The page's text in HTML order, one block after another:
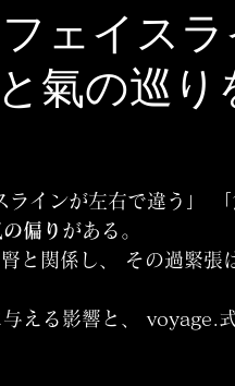
ェイス
氣の巡り
ラインが左右で違う」
偏り がある。
と関係し、 その過緊張
える影響と、 voyage.